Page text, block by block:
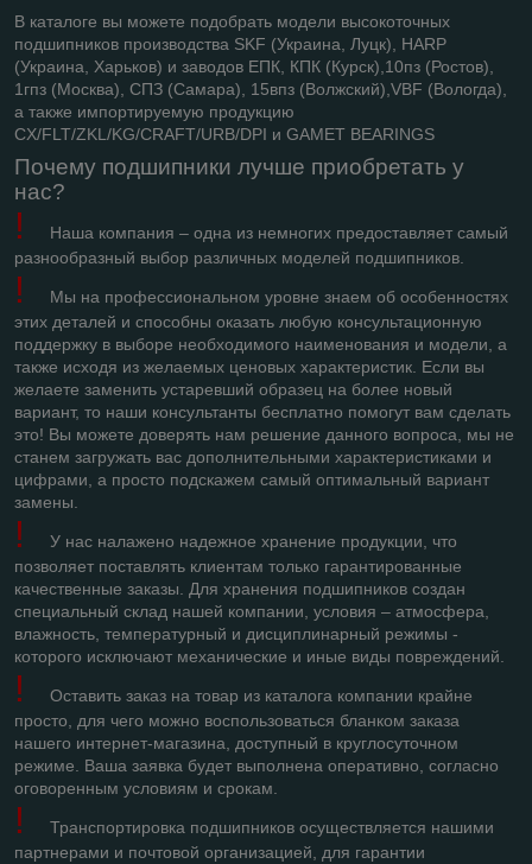
В каталоге вы можете подобрать модели высокоточных
подшипников производства SKF (Украина, Луцк), HARP
(Украина, Харьков) и заводов ЕПК, КПК (Курск),10пз (Ростов),
1гпз (Москва), СПЗ (Самара), 15впз (Волжский),VBF (Вологда),
а также импортируемую продукцию
CX/FLT/ZKL /KG/CRAFT/URB/DPI и GAMET BEARINGS
Почему подшипники лучше приобретать у
нас?
!
Наша компания – одна из немногих предоставляет самый
разнообразный выбор различных моделей подшипников.
!
Мы на профессиональном уровне знаем об особенностях
этих деталей и способны оказать любую консультационную
поддержку в выборе необходимого наименования и модели, а
также исходя из желаемых ценовых характеристик. Если вы
желаете заменить устаревший образец на более новый
вариант, то наши консультанты бесплатно помогут вам сделать
это! Вы можете доверять нам решение данного вопроса, мы не
станем загружать вас дополнительными характеристиками и
цифрами, а просто подскажем самый оптимальный вариант
замены.
!
У нас налажено надежное хранение продукции, что
позволяет поставлять клиентам только гарантированные
качественные заказы. Для хранения подшипников создан
специальный склад нашей компании, условия – атмосфера,
влажность, температурный и дисциплинарный режимы -
которого исключают механические и иные виды повреждений.
!
Оставить заказ на товар из каталога компании крайне
просто, для чего можно воспользоваться бланком заказа
нашего интернет-магазина, доступный в круглосуточном
режиме. Ваша заявка будет выполнена оперативно, согласно
оговоренным условиям и срокам.
!
Транспортировка подшипников осуществляется нашими
партнерами и почтовой организацией, для гарантии